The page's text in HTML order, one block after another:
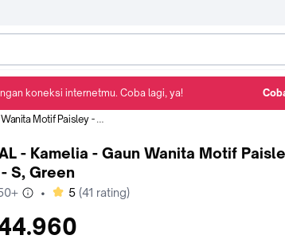
Paisley - Green - S, Green
- Kamelia - Gaun Wanita Motif
S, Green
• bintang
5 (41 rating)
koneksi internetmu. Coba lagi, ya!